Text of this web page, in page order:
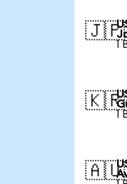
🇯🇵
1
🇰🇷
1
🇦🇺